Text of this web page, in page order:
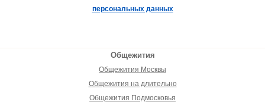
персональных данных
Общежития
Общежития Москвы
Общежития на длительно
Общежития Подмосковья